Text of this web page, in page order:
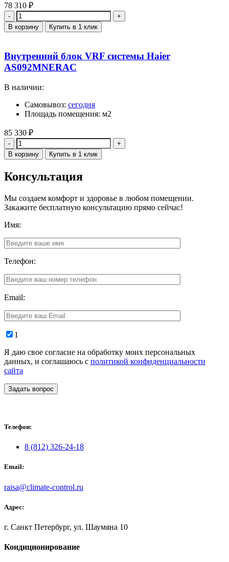
78 310 ₽
Количество
В корзину Купить в 1 клик
Внутренний блок VRF системы Haier
AS092MNERAC
В наличии:
Самовывоз: сегодня
Площадь помещения: м2
85 330 ₽
Количество
В корзину Купить в 1 клик
Консультация
Мы создаем комфорт и здоровье в любом помещении.
Закажите бесплатную консультацию прямо сейчас!
Имя:
Телефон:
Email:
1
Я даю свое согласие на обработку моих персональных
данных, и соглашаюсь с политикой конфиденциальности
сайта
Задать вопрос
Телефон:
8 (812) 326-24-18
Email:
raisa@climate-control.ru
Адрес:
г. Санкт Петербург, ул. Шаумяна 10
Кондиционирование